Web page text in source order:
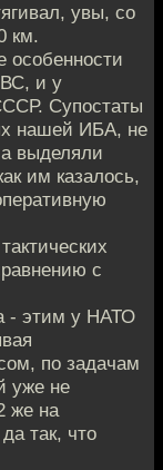
увы, со
км.
особенности
и у
Супостаты
нашей ИБА, не
выделяли
им казалось,
с
- этим у НАТО
по задачам
уже не
же на
так, что